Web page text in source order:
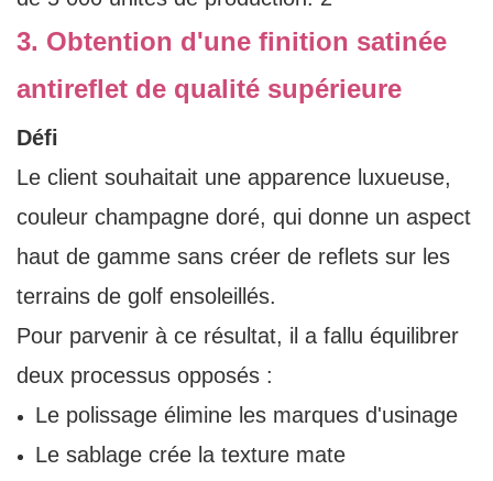
3. Obtention d'une finition satinée
antireflet de qualité supérieure
Défi
Le client souhaitait une apparence luxueuse,
couleur champagne doré, qui donne un aspect
haut de gamme sans créer de reflets sur les
terrains de golf ensoleillés.
Pour parvenir à ce résultat, il a fallu équilibrer
deux processus opposés :
Le polissage élimine les marques d'usinage
Le sablage crée la texture mate